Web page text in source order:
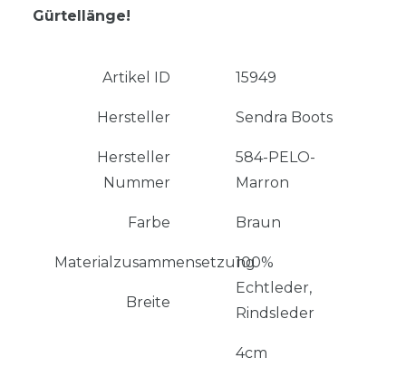
Gürtellänge!
Artikel ID
Hersteller
Hersteller
Nummer
Farbe
Materialzusammensetzung
Breite
15949
Sendra Boots
584-PELO-
Marron
Braun
100%
Echtleder,
Rindsleder
4cm